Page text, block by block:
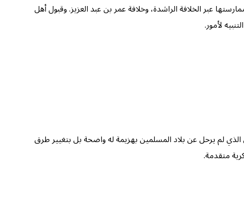
عبر الخلافة الراشدة، وخلافة عمر بن عبد العزيز. وقبول أهل
لأمور.
الذي لم يرحل عن بلاد المسلمين بهزيمة له واضحة بل بتغيير طرق
متقدمة.